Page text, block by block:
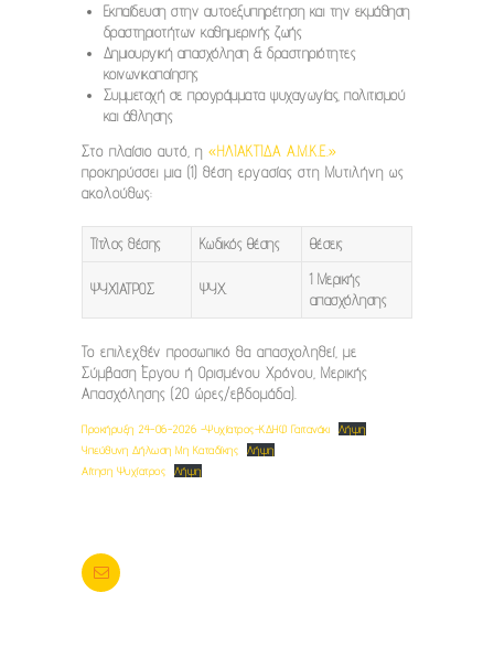
Εκπαίδευση στην αυτοεξυπηρέτηση και την εκμάθηση
δραστηριοτήτων καθημερινής ζωής
Δημιουργική απασχόληση & δραστηριότητες
κοινωνικοποίησης
Συμμετοχή σε προγράμματα ψυχαγωγίας, πολιτισμού
και άθλησης
Στο πλαίσιο αυτό, η «ΗΛΙΑΚΤΙΔΑ Α.Μ.Κ.Ε.»
προκηρύσσει μια (1) θέση εργασίας στη Μυτιλήνη ως
ακολούθως:
Τίτλος θέσης Κωδικός Θέσης Θέσεις
ΨΥΧΙΑΤΡΟΣ ΨΥΧ.
1 Μερικής
απασχόλησης
Το επιλεχθέν προσωπικό θα απασχοληθεί, με
Σύμβαση Έργου ή Ορισμένου Χρόνου, Μερικής
Απασχόλησης (20 ώρες/εβδομάδα).
Προκήρυξη 24-06-2026 -Ψυχίατρος-ΚΔΗΦ Γαιτανάκι
Λήψη
Υπεύθυνη Δήλωση Μη Καταδίκης
Λήψη
Αίτηση Ψυχίατρος
Λήψη